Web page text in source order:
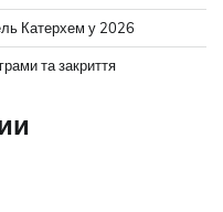
Катерхем у 2026
та закриття